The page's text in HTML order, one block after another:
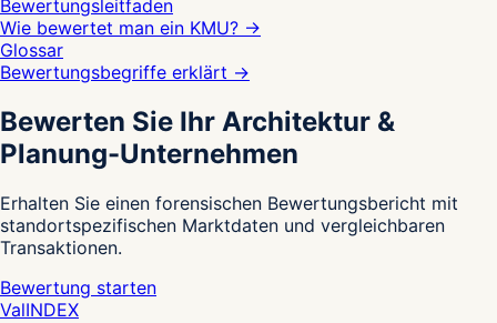
Bewertungsleitfaden
Wie bewertet man ein KMU? →
Glossar
Bewertungsbegriffe erklärt →
Bewerten Sie Ihr Architektur &
Planung-Unternehmen
Erhalten Sie einen forensischen Bewertungsbericht mit
standortspezifischen Marktdaten und vergleichbaren
Transaktionen.
Bewertung starten
ValINDEX